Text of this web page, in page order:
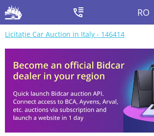
RO
Licitație Car Auction in Italy - 146414